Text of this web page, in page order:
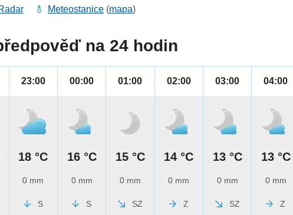
Meteostanice (mapa)
na 24 hodin
23:00
18 °C
0 mm
S
00:00
16 °C
0 mm
S
01:00
15 °C
0 mm
SZ
02:00
14 °C
0 mm
Z
03:00
13 °C
0 mm
SZ
04:00
13 °C
0 mm
Z